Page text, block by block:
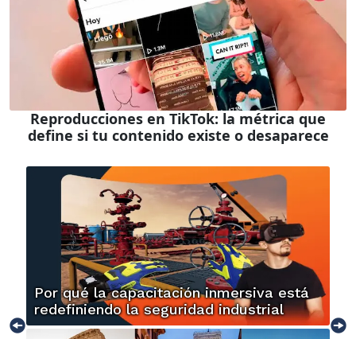
Reproducciones en TikTok: la métrica que
define si tu contenido existe o desaparece
Por qué la capacitación inmersiva está
redefiniendo la seguridad industrial